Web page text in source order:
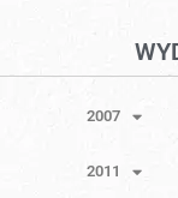
2007
2011